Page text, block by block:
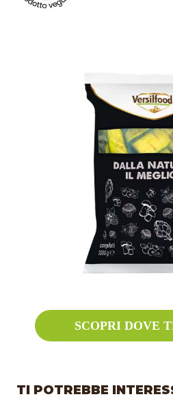
SCOPRI DOVE
TI POTREBBE